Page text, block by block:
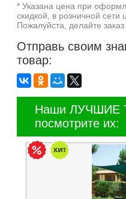
* Указана цена при
скидкой, в розничной сети
Пожалуйста, делайте
Отправь своим
товар:
Наши ЛУЧШИЕ
посмотрите их: